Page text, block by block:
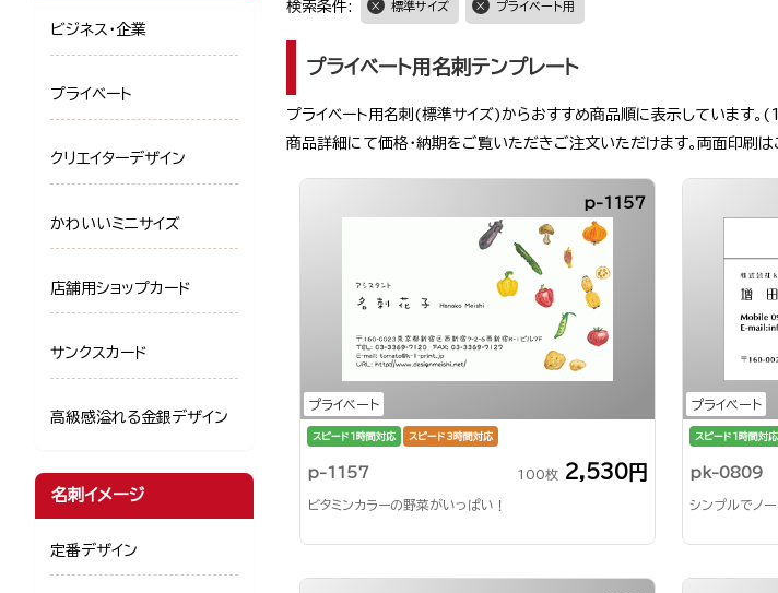
検索条件: 標準サイズ プライベート用
プライベート用名刺テンプレート
プライベート用名刺(標準サイズ)からおすすめ商品順に表示しています
商品詳細にて価格・納期をご覧いただきご注文いただけます。両面印刷は
プライベート
p-1157
スピード1時間対応 スピード3時間対応
p-1157 100枚 2,530円
ビタミンカラーの野菜がいっぱい！
プライベート
スピード1時間対応
pk-0809
シンプルでノ
ビジネス・企業
プライベート
クリエイターデザイン
かわいいミニサイズ
店舗用ショップカード
サンクスカード
高級感溢れる金銀デザイン
名刺イメージ
定番デザイン